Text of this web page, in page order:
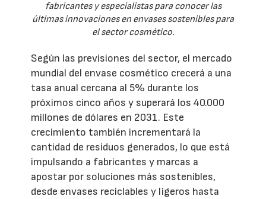
fabricantes y especialistas para conocer las
últimas innovaciones en envases sostenibles para
el sector cosmético.
Según las previsiones del sector, el mercado
mundial del envase cosmético crecerá a una
tasa anual cercana al 5% durante los
próximos cinco años y superará los 40.000
millones de dólares en 2031. Este
crecimiento también incrementará la
cantidad de residuos generados, lo que está
impulsando a fabricantes y marcas a
apostar por soluciones más sostenibles,
desde envases reciclables y ligeros hasta